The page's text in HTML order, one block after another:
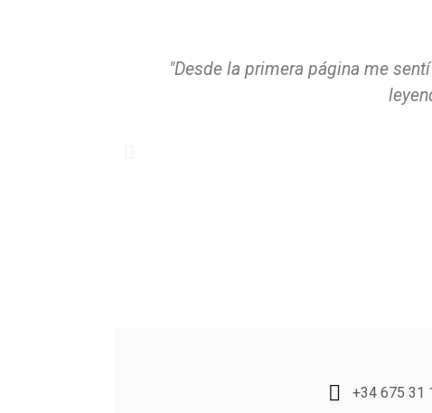
"Desde la primera página me
+34 675 31